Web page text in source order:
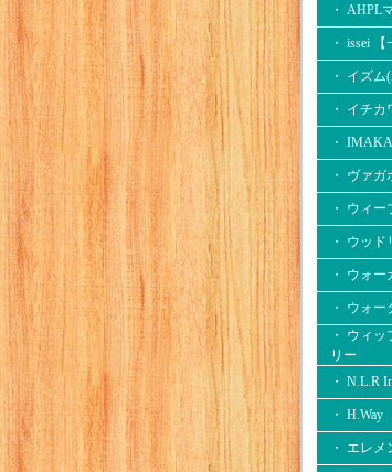
・ AHPL
・ issei 【
・ イズム
・ イチ
・
・ ヴァガ
・ ウィー
・ ウッド
・ ウォ
・ ウォ
・ ウィ
リー
・ N.L.R
・ H.Way
・ エレメ